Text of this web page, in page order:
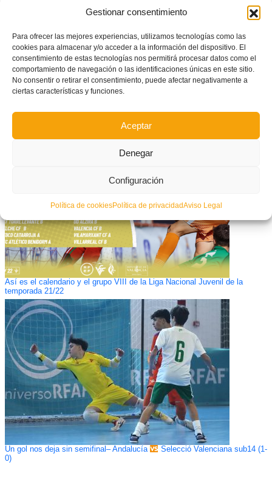
Gestionar consentimiento
Para ofrecer las mejores experiencias, utilizamos tecnologías como las
cookies para almacenar y/o acceder a la información del dispositivo. El
consentimiento de estas tecnologías nos permitirá procesar datos como el
comportamiento de navegación o las identificaciones únicas en este sitio.
No consentir o retirar el consentimiento, puede afectar negativamente a
ciertas características y funciones.
Aceptar
Denegar
Configuración
Política de cookiesPolítica de privacidadAviso Legal
La Selección Alevín de Fútbol Sala vence también a Extremadura
Así es el calendario y el grupo VIII de la Liga Nacional Juvenil de la
temporada 21/22
Un gol nos deja sin semifinal– Andalucía
Selecció Valenciana sub14 (1-
0)